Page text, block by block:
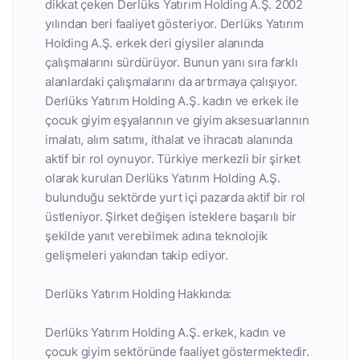
dikkat çeken Derlüks Yatırım Holding A.Ş. 2002
yılından beri faaliyet gösteriyor. Derlüks Yatırım
Holding A.Ş. erkek deri giysiler alanında
çalışmalarını sürdürüyor. Bunun yanı sıra farklı
alanlardaki çalışmalarını da artırmaya çalışıyor.
Derlüks Yatırım Holding A.Ş. kadın ve erkek ile
çocuk giyim eşyalarının ve giyim aksesuarlarının
imalatı, alım satımı, ithalat ve ihracatı alanında
aktif bir rol oynuyor. Türkiye merkezli bir şirket
olarak kurulan Derlüks Yatırım Holding A.Ş.
bulunduğu sektörde yurt içi pazarda aktif bir rol
üstleniyor. Şirket değişen isteklere başarılı bir
şekilde yanıt verebilmek adına teknolojik
gelişmeleri yakından takip ediyor.
Derlüks Yatırım Holding Hakkında:
Derlüks Yatırım Holding A.Ş. erkek, kadın ve
çocuk giyim sektöründe faaliyet göstermektedir.